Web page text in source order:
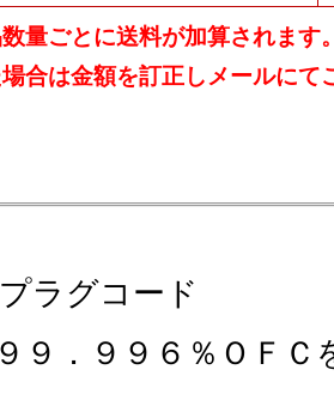
量ごとに送料が加算されます
合は金額を訂正しメールにて
ラグコード
９．９９６％ＯＦＣ